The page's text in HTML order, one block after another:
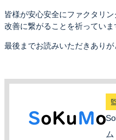
皆様が安心安全にファクタリ
改善に繋がることを祈っていま
最後までお読みいただきありが
ム